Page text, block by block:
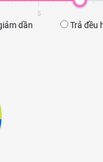
5
dần Trả đều